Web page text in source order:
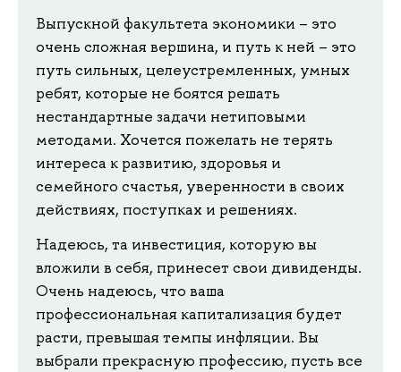
Выпускной факультета экономики – это
очень сложная вершина, и путь к ней – это
путь сильных, целеустремленных, умных
ребят, которые не боятся решать
нестандартные задачи нетиповыми
методами. Хочется пожелать не терять
интереса к развитию, здоровья и
семейного счастья, уверенности в своих
действиях, поступках и решениях.
Надеюсь, та инвестиция, которую вы
вложили в себя, принесет свои дивиденды.
Очень надеюсь, что ваша
профессиональная капитализация будет
расти, превышая темпы инфляции. Вы
выбрали прекрасную профессию, пусть все